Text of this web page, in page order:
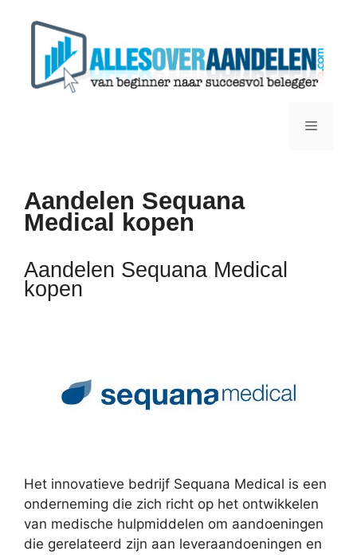
Menu
Aandelen Sequana
Medical kopen
Aandelen Sequana Medical
kopen
Het innovatieve bedrijf Sequana Medical is een
onderneming die zich richt op het ontwikkelen
van medische hulpmiddelen om aandoeningen
die gerelateerd zijn aan leveraandoeningen en